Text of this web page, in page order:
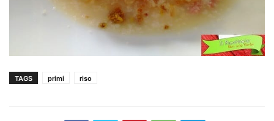
TAGS primi riso